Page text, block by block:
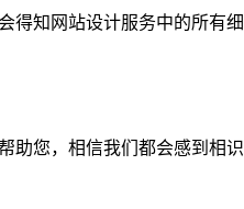
得知网站设计服务中的所有
助您，相信我们都会感到相